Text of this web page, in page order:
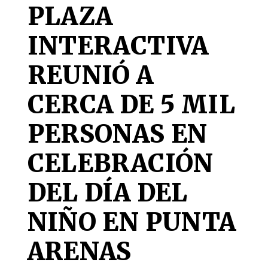
PLAZA
INTERACTIVA
REUNIÓ A
CERCA DE 5 MIL
PERSONAS EN
CELEBRACIÓN
DEL DÍA DEL
NIÑO EN PUNTA
ARENAS